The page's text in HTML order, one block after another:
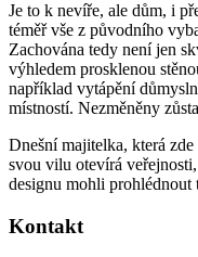
Je to k nevíře, ale dům, i
téměř vše z původního
Zachována tedy není jen
výhledem prosklenou
například vytápění
místností. Nezměněny
Dnešní majitelka, která
svou vilu otevírá
designu mohli prohlédnout
Kontakt